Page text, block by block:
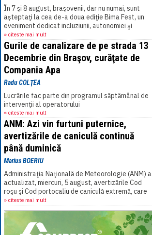
În 7 şi 8 august, braşovenii, dar nu numai, sunt
aşteptaţi la cea de-a doua ediţie Bima Fest, un
eveniment dedicat incluziunii, autonomiei şi
puterii oamenilor de a-şi reconstrui drumul[...]
» citeste mai mult
Gurile de canalizare de pe strada 13
Decembrie din Braşov, curăţate de
Compania Apa
Radu COLŢEA
Lucrările fac parte din programul săptămânal de
intervenţii al operatorului
» citeste mai mult
ANM: Azi vin furtuni puternice,
avertizările de caniculă continuă
până duminică
Marius BOERIU
Administraţia Naţională de Meteorologie (ANM) a
actualizat, miercuri, 5 august, avertizările Cod
roşu şi Cod portocaliu de caniculă extremă, care
vor fi valabile în cea mai mare parte a[...]
» citeste mai mult